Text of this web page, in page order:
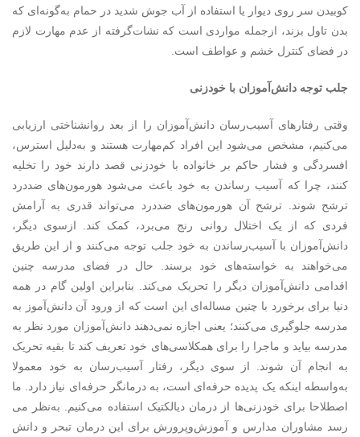
کوبیدن سر روی دیوار یا استفاده از آب جوش شدید در حمام به‌گونه‌ای که
بدن تاول بزند، ازجمله مواردی است که نشات‌گرفته از عدم مهارت لازم
در فضای کنترل خشم و عواطف است.
جلب توجه دانش‌آموزان با خودزنی
وقتی رفتارهای آسیب‌رسان دانش‌آموزان را از بعد روانشناختی ارزیابی
می‌کنیم، مشخص می‌شود این افراد کم‌مهارت هستند و به‌دلیل استرس،
افسردگی و فشار حاکم بر خانواده با خودزنی قصد دارند خود را تخلیه
کنند، چرا که آسیب رساندن به خود باعث می‌شود هورمون‌های ضددرد
ترشح شوند. ترشح آن هورمون‌های ضددرد می‌تواند قدری به آرامش
فردی که از یک اختلال روانی رنج می‌‌برد، کمک کند. ازسوی دیگر،
دانش‌آموزان با آسیب‌رساندن به خود جلب توجه می‌کنند و از این طریق
می‌خواهند به خواسته‌های خود برسند. حال در فضای مدرسه چنین
اقدامی دانش‌آموزان دیگر را تحریک می‌کند. بنابراین اولین گام در همه
دنیا برای برخورد با چنین مساله‌ای این است که از ورود آن دانش‌آموز به
مدرسه جلوگیری می‌کنند؛ یعنی اجازه نمی‌دهند دانش‌آموزان مورد نظر به
مدرسه بیاید و ماجرا را برای همکلاسی‌های خود تعریف کند تا بقیه تحریک
به انجام آن شوند. از سوی دیگر، رفتار آسیب‌رسان به خود معمولا
به‌واسطه اینکه یک پدیده حرفه‌ای است، به درمانگر حرفه‌ای نیاز دارد. ما
اصطلاحا برای خودزنی‌ها از درمان دیالکتیک استفاده می‌کنیم. به‌نظر می
رسد مشاوران مدارس و آموزش‌وپرورش برای این درمان تبحر و دانش